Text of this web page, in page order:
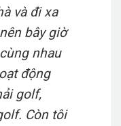
và đi xa
bây giờ
nhau
động
golf,
Còn tôi